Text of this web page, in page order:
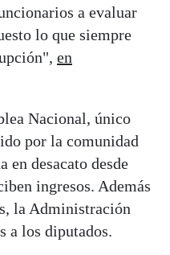
a evaluar
lo que siempre
en
Nacional, único
por la comunidad
en desacato desde
ingresos. Además
la Administración
a los diputados.